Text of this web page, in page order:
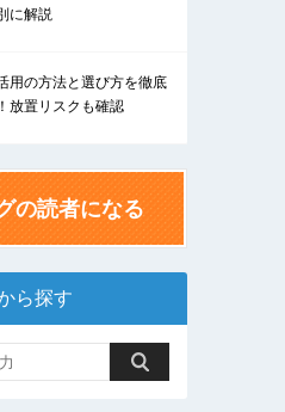
に解説
用の方法と選び方を徹底
放置リスクも確認
の読者になる
ら探す